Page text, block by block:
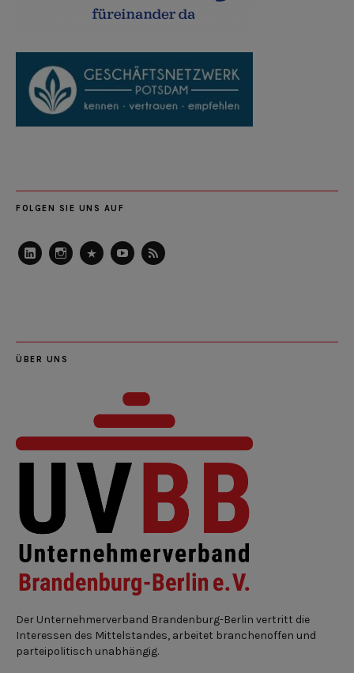
FOLGEN SIE UNS AUF
ÜBER UNS
Der Unternehmerverband Brandenburg-Berlin vertritt die
Interessen des Mittelstandes, arbeitet branchenoffen und
parteipolitisch unabhängig.